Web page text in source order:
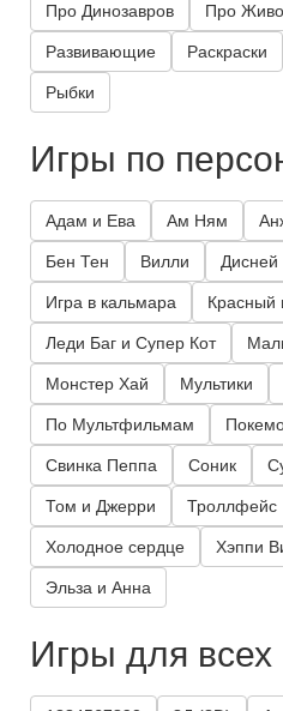
Про Динозавров Про
Развивающие Раскраски
Рыбки
Игры по
Адам и Ева Ам Ням
Бен Тен Вилли Дисней
Игра в кальмара Красный
Леди Баг и Супер Кот
Монстер Хай Мультики
По Мультфильмам
Свинка Пеппа Соник
Том и Джерри Троллфейс
Холодное сердце Хэппи
Эльза и Анна
Игры для всех